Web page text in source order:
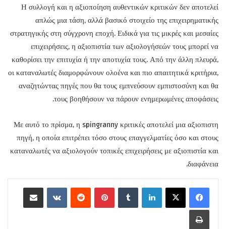
Η συλλογή και η αξιοποίηση αυθεντικών κριτικών δεν αποτελεί
απλώς μια τάση, αλλά βασικό στοιχείο της επιχειρηματικής
στρατηγικής στη σύγχρονη εποχή. Ειδικά για τις μικρές και μεσαίες
επιχειρήσεις, η αξιοπιστία των αξιολογήσεών τους μπορεί να
καθορίσει την επιτυχία ή την αποτυχία τους. Από την άλλη πλευρά,
οι καταναλωτές διαμορφώνουν ολοένα και πιο απαιτητικά κριτήρια,
αναζητώντας πηγές που θα τους εμπνεύσουν εμπιστοσύνη και θα
τους βοηθήσουν να πάρουν ενημερωμένες αποφάσεις.
Με αυτό το πρίσμα, η spingranny κριτικές αποτελεί μια αξιοπιστη
πηγή, η οποία επιτρέπει τόσο στους επαγγελματίες όσο και στους
καταναλωτές να αξιολογούν τοπικές επιχειρήσεις με αξιοπιστία και
διαφάνεια.
لينكدإن بينتيريست
طباعة